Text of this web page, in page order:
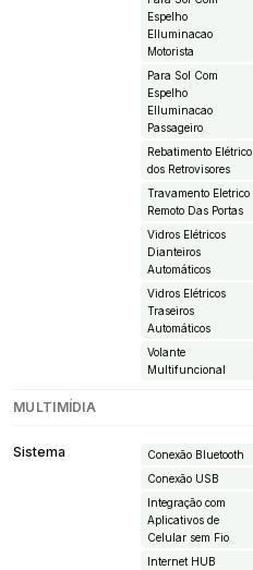
Espelho
EIluminacao
Motorista
Para Sol Com
Espelho
EIluminacao
Passageiro
Rebatimento Elétrico
dos Retrovisores
Travamento Eletrico
Remoto Das Portas
Vidros Elétricos
Dianteiros
Automáticos
Vidros Elétricos
Traseiros
Automáticos
Volante
Multifuncional
MULTIMÍDIA
Sistema
Conexão Bluetooth
Conexão USB
Integração com
Aplicativos de
Celular sem Fio
Internet HUB